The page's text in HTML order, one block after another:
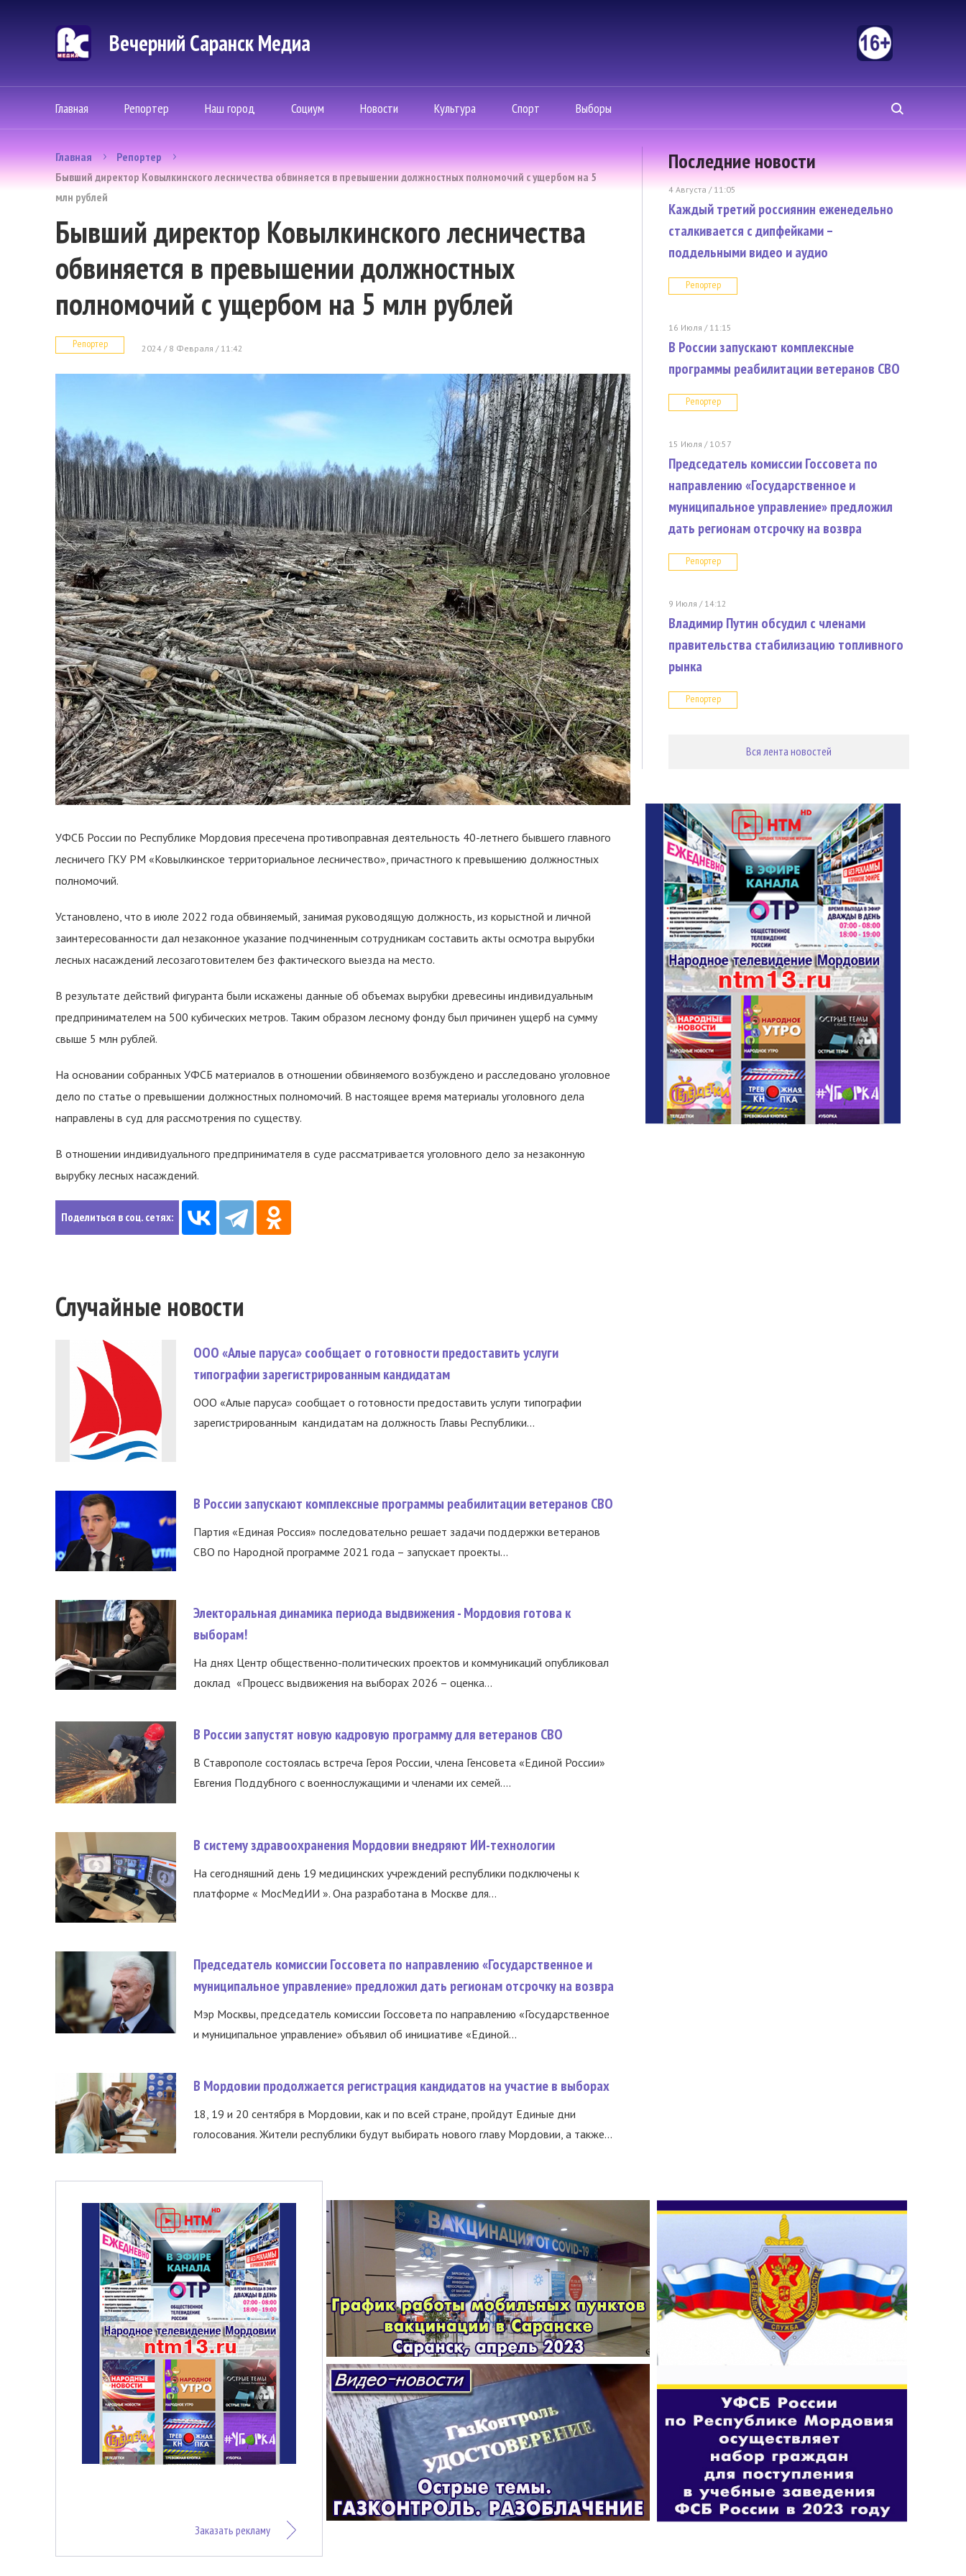
Вечерний Саранск Mедиа
Главная Репортер Наш город Социум Новости Культура Спорт Выборы
Главная
Репортер
Бывший директор Ковылкинского лесничества обвиняется в превышении должностных полномочий с ущербом на 5
млн рублей
Бывший директор Ковылкинского лесничества
обвиняется в превышении должностных
полномочий с ущербом на 5 млн рублей
Репортер 2024 / 8 Февраля / 11:42
УФСБ России по Республике Мордовия пресечена противоправная деятельность 40-летнего бывшего главного
лесничего ГКУ РМ «Ковылкинское территориальное лесничество», причастного к превышению должностных
полномочий.
Установлено, что в июле 2022 года обвиняемый, занимая руководящую должность, из корыстной и личной
заинтересованности дал незаконное указание подчиненным сотрудникам составить акты осмотра вырубки
лесных насаждений лесозаготовителем без фактического выезда на место.
В результате действий фигуранта были искажены данные об объемах вырубки древесины индивидуальным
предпринимателем на 500 кубических метров. Таким образом лесному фонду был причинен ущерб на сумму
свыше 5 млн рублей.
На основании собранных УФСБ материалов в отношении обвиняемого возбуждено и расследовано уголовное
дело по статье о превышении должностных полномочий. В настоящее время материалы уголовного дела
направлены в суд для рассмотрения по существу.
В отношении индивидуального предпринимателя в суде рассматривается уголовного дело за незаконную
вырубку лесных насаждений.
Поделиться в соц. сетях:
Случайные новости
ООО «Алые паруса» сообщает о готовности предоставить услуги
типографии зарегистрированным кандидатам
ООО «Алые паруса» сообщает о готовности предоставить услуги типографии
зарегистрированным кандидатам на должность Главы Республики...
В России запускают комплексные программы реабилитации ветеранов СВО
Партия «Единая Россия» последовательно решает задачи поддержки ветеранов
СВО по Народной программе 2021 года – запускает проекты...
Электоральная динамика периода выдвижения - Мордовия готова к
выборам!
На днях Центр общественно-политических проектов и коммуникаций опубликовал
доклад «Процесс выдвижения на выборах 2026 – оценка...
В России запустят новую кадровую программу для ветеранов СВО
В Ставрополе состоялась встреча Героя России, члена Генсовета «Единой России»
Евгения Поддубного с военнослужащими и членами их семей....
В систему здравоохранения Мордовии внедряют ИИ-технологии
На сегодняшний день 19 медицинских учреждений республики подключены к
платформе « МосМедИИ ». Она разработана в Москве для...
Председатель комиссии Госсовета по направлению «Государственное и
муниципальное управление» предложил дать регионам отсрочку на возвра
Мэр Москвы, председатель комиссии Госсовета по направлению «Государственное
и муниципальное управление» объявил об инициативе «Единой...
В Мордовии продолжается регистрация кандидатов на участие в выборах
18, 19 и 20 сентября в Мордовии, как и по всей стране, пройдут Единые дни
голосования. Жители республики будут выбирать нового главу Мордовии, а также...
Последние новости
4 Августа / 11:05
Каждый третий россиянин еженедельно
сталкивается с дипфейками –
поддельными видео и аудио
Репортер
16 Июля / 11:15
В России запускают комплексные
программы реабилитации ветеранов СВО
Репортер
15 Июля / 10:57
Председатель комиссии Госсовета по
направлению «Государственное и
муниципальное управление» предложил
дать регионам отсрочку на возвра
Репортер
9 Июля / 14:12
Владимир Путин обсудил с членами
правительства стабилизацию топливного
рынка
Репортер
Вся лента новостей
Заказать рекламу